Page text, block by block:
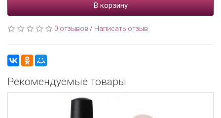
В корзину
0 отзывов / Написать отзыв
Рекомендуемые товары